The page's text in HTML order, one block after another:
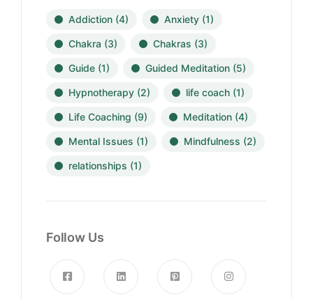
Addiction (4) Anxiety (1)
Chakra (3) Chakras (3)
Guide (1) Guided Meditation (5)
Hypnotherapy (2) life coach (1)
Life Coaching (9) Meditation (4)
Mental Issues (1) Mindfulness (2)
relationships (1)
Follow Us